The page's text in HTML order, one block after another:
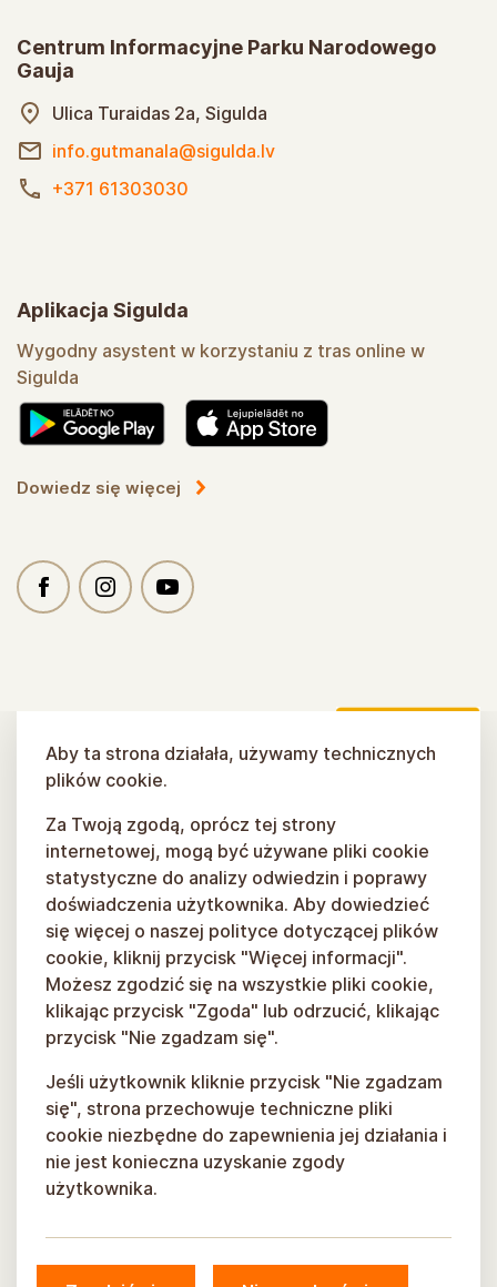
Centrum Informacyjne Parku Narodowego
Gauja
Ulica Turaidas 2a, Sigulda
info.gutmanala@sigulda.lv
+371 61303030
Aplikacja Sigulda
Wygodny asystent w korzystaniu z tras online w
Sigulda
Dowiedz się więcej
Aby ta strona działała, używamy technicznych
plików cookie.
Za Twoją zgodą, oprócz tej strony
internetowej, mogą być używane pliki cookie
statystyczne do analizy odwiedzin i poprawy
doświadczenia użytkownika. Aby dowiedzieć
się więcej o naszej polityce dotyczącej plików
cookie, kliknij przycisk "Więcej informacji".
Możesz zgodzić się na wszystkie pliki cookie,
klikając przycisk "Zgoda" lub odrzucić, klikając
przycisk "Nie zgadzam się".
Jeśli użytkownik kliknie przycisk "Nie zgadzam
się", strona przechowuje techniczne pliki
cookie niezbędne do zapewnienia jej działania i
nie jest konieczna uzyskanie zgody
użytkownika.